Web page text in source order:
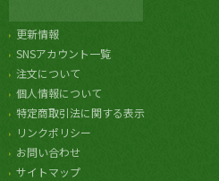
更新情報
SNSアカウント一覧
注文について
個人情報について
特定商取引法に関する表示
リンクポリシー
お問い合わせ
サイトマップ